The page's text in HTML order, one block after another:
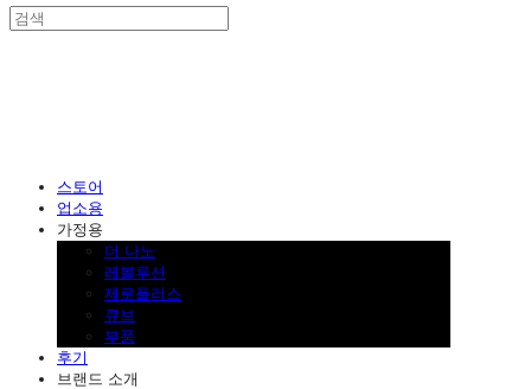
스토어
업소용
가정용
더 나노
레볼루션
제로플러스
큐브
부품
후기
브랜드 소개